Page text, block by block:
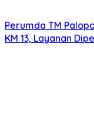
Perumda TM
KM 13, Layanan